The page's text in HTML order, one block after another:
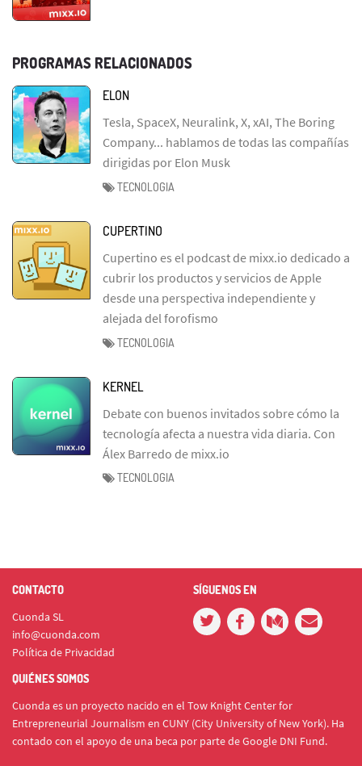
PROGRAMAS RELACIONADOS
ELON
Tesla, SpaceX, Neuralink, X, xAI, The Boring
Company... hablamos de todas las compañías
dirigidas por Elon Musk
TECNOLOGIA
CUPERTINO
Cupertino es el podcast de mixx.io dedicado a
cubrir los productos y servicios de Apple
desde una perspectiva independiente y
alejada del forofismo
TECNOLOGIA
KERNEL
Debate con buenos invitados sobre cómo la
tecnología afecta a nuestra vida diaria. Con
Álex Barredo de mixx.io
TECNOLOGIA
CONTACTO
Cuonda SL
info@cuonda.com
Política de Privacidad
SÍGUENOS EN
QUIÉNES SOMOS
Cuonda es un proyecto nacido en el Tow Knight Center for
Entrepreneurial Journalism en CUNY (City University of New York). Ha
contado con el apoyo de una beca por parte de Google DNI Fund.